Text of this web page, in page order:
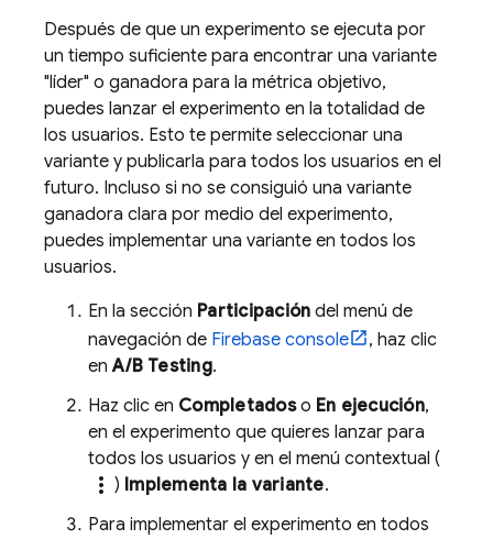
Después de que un experimento se ejecuta por
un tiempo suficiente para encontrar una variante
"líder" o ganadora para la métrica objetivo,
puedes lanzar el experimento en la totalidad de
los usuarios. Esto te permite seleccionar una
variante y publicarla para todos los usuarios en el
futuro. Incluso si no se consiguió una variante
ganadora clara por medio del experimento,
puedes implementar una variante en todos los
usuarios.
En la sección Participación del menú de
navegación de Firebase console
, haz clic
enA/B Testing.
Haz clic en Completadoso En ejecución,
en el experimento que quieres lanzar para
todos los usuarios y en el menú contextual (
more_vert ) Implementa la variante.
Para implementar el experimento en todos